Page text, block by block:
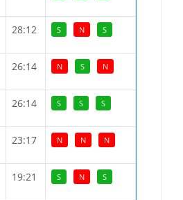
28:12 S N S
26:14 N S N
26:14 S S S
23:17 N N N
19:21 S N S